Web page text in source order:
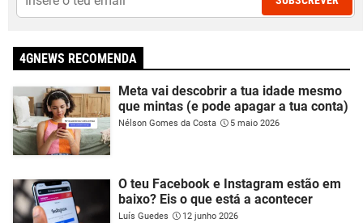
4GNEWS RECOMENDA
Meta vai descobrir a tua idade mesmo
que mintas (e pode apagar a tua conta)
Nélson Gomes da Costa 5 maio 2026
O teu Facebook e Instagram estão em
baixo? Eis o que está a acontecer
Luís Guedes 12 junho 2026